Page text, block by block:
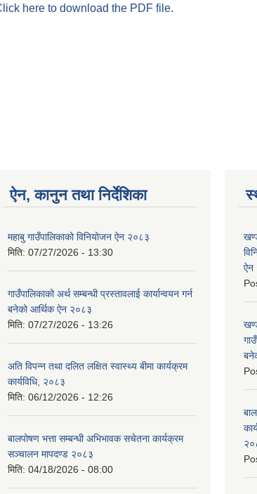
here to download the PDF file.
ऐन, कानुन तथा निर्देशिका
महाबु गाउँपालिकाको विनियोजन ऐन २०८३
मिति: 07/27/2026 - 13:30
गाउँपालिकाको अर्थ सम्बन्धी प्रस्तावलाई कार्यान्वयन गर्न
बनेको आर्थिक ऐन २०८३
मिति: 07/27/2026 - 13:26
अति विपन्न तथा दलित लक्षित स्वास्थ्य बीमा कार्यक्रम
कार्यविधि, २०८३
मिति: 06/12/2026 - 12:26
बालपोषण भत्ता सम्बन्धी अभिभावक सचेतना कार्यक्रम
सञ्चालन मापदण्ड २०८३
मिति: 04/18/2026 - 08:00
ऐन